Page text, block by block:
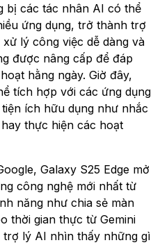
bị các tác nhân AI có thể
ứng dụng, trở thành trợ
lý công việc dễ dàng và
được nâng cấp để đáp
hằng ngày. Giờ đây,
tích hợp với các ứng dụng
ích hữu dụng như nhắc
thực hiện các hoạt
Galaxy S25 Edge mở
công nghệ mới nhất từ
năng như chia sẻ màn
thời gian thực từ Gemini
trợ lý AI nhìn thấy những gì